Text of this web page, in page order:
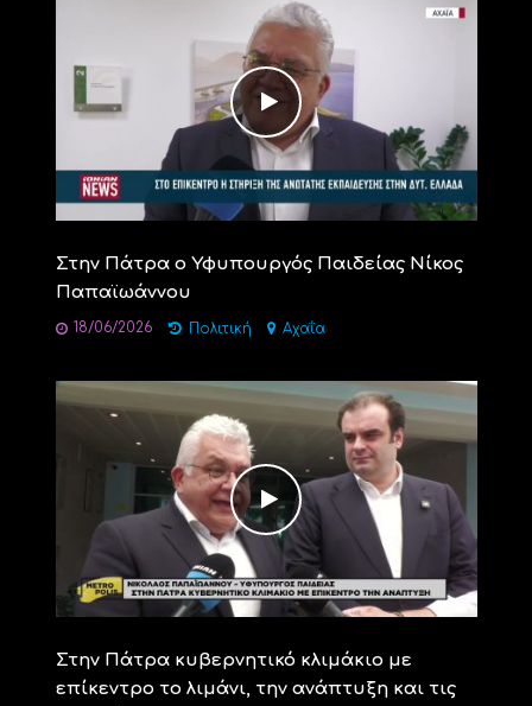
Στην Πάτρα ο Υφυπουργός Παιδείας Νίκος
Παπαϊωάννου
18/06/2026 Πολιτική Αχαΐα
Στην Πάτρα κυβερνητικό κλιμάκιο με
επίκεντρο το λιμάνι, την ανάπτυξη και τις